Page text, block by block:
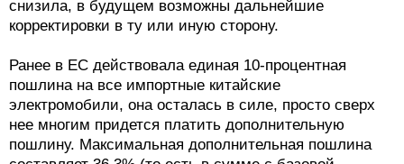
снизила, в будущем возможны дальнейшие
корректировки в ту или иную сторону.
Ранее в ЕС действовала единая 10-процентная
пошлина на все импортные китайские
электромобили, она осталась в силе, просто сверх
нее многим придется платить дополнительную
пошлину. Максимальная дополнительная пошлина